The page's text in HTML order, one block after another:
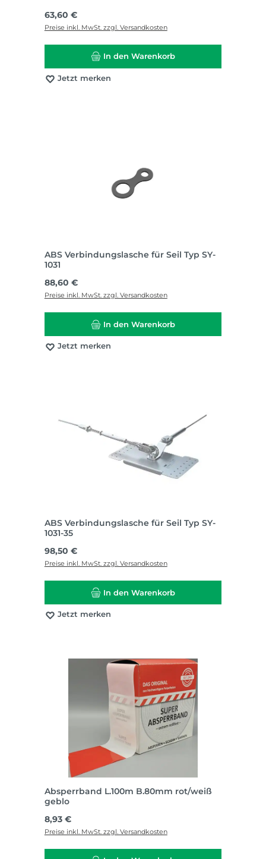
Regulärer Preis:
63,60 €
Preise inkl. MwSt. zzgl. Versandkosten
In den Warenkorb
Jetzt merken
ABS Verbindungslasche für Seil Typ SY-
1031
Regulärer Preis:
88,60 €
Preise inkl. MwSt. zzgl. Versandkosten
In den Warenkorb
Jetzt merken
ABS Verbindungslasche für Seil Typ SY-
1031-35
Regulärer Preis:
98,50 €
Preise inkl. MwSt. zzgl. Versandkosten
In den Warenkorb
Jetzt merken
Absperrband L.100m B.80mm rot/weiß
geblo
Regulärer Preis:
8,93 €
Preise inkl. MwSt. zzgl. Versandkosten